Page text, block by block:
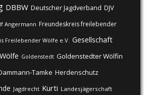
DBBW Deutscher Jagdverband DJV
Angermann Freundeskreis freilebender
Freilebender Wölfe e.V. Gesellschaft
Goldenstedt Goldenstedter Wölfin
Tamke Herdenschutz
Jagdrecht Kurti Landesjägerschaft